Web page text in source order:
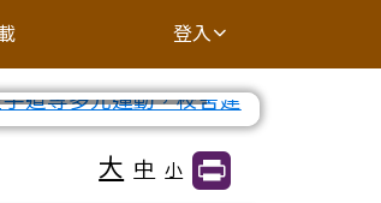
登入
大 中 小